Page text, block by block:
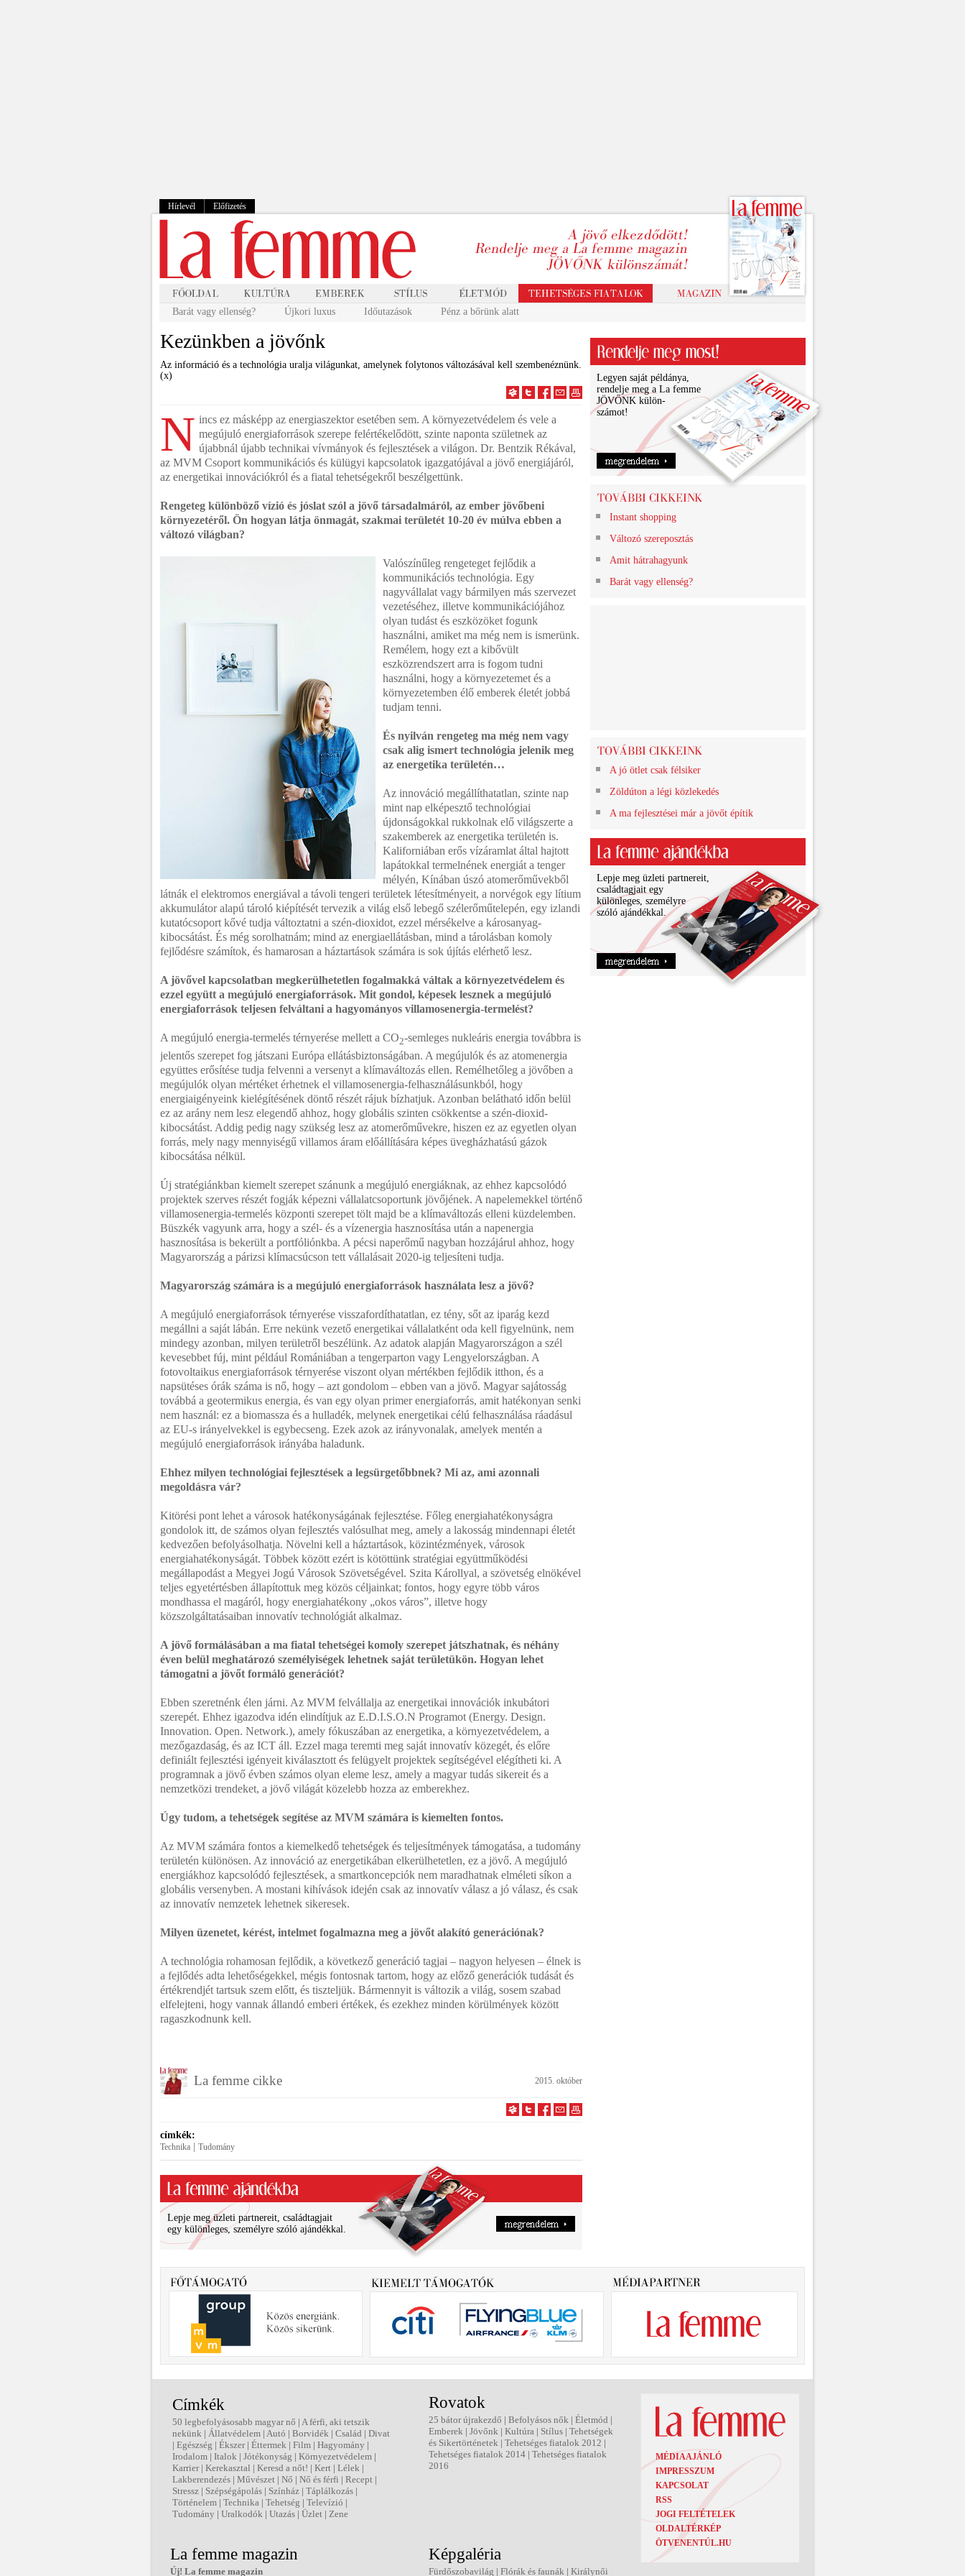
Hírlevél Előfizetés
Barát vagy ellenség? Újkori luxus Időutazások Pénz a bőrünk alatt
Kezünkben a jövőnk
Az információ és a technológia uralja világunkat, amelynek folytonos változásával kell szembenéznünk.
(x)
N incs ez másképp az energiaszektor esetében sem. A környezetvédelem és vele a
megújuló energiaforrások szerepe felértékelődött, szinte naponta születnek az
újabbnál újabb technikai vívmányok és fejlesztések a világon. Dr. Bentzik Rékával,
az MVM Csoport kommunikációs és külügyi kapcsolatok igazgatójával a jövő energiájáról,
az energetikai innovációkról és a fiatal tehetségekről beszélgettünk.
Rengeteg különböző vízió és jóslat szól a jövő társadalmáról, az ember jövőbeni
környezetéről. Ön hogyan látja önmagát, szakmai területét 10-20 év múlva ebben a
változó világban?
Valószínűleg rengeteget fejlődik a
kommunikációs technológia. Egy
nagyvállalat vagy bármilyen más szervezet
vezetéséhez, illetve kommunikációjához
olyan tudást és eszközöket fogunk
használni, amiket ma még nem is ismerünk.
Remélem, hogy ezt a kibővült
eszközrendszert arra is fogom tudni
használni, hogy a környezetemet és a
környezetemben élő emberek életét jobbá
tudjam tenni.
És nyilván rengeteg ma még nem vagy
csak alig ismert technológia jelenik meg
az energetika területén…
Az innováció megállíthatatlan, szinte nap
mint nap elképesztő technológiai
újdonságokkal rukkolnak elő világszerte a
szakemberek az energetika területén is.
Kaliforniában erős vízáramlat által hajtott
lapátokkal termelnének energiát a tenger
mélyén, Kínában úszó atomerőművekből
látnák el elektromos energiával a távoli tengeri területek létesítményeit, a norvégok egy lítium
akkumulátor alapú tároló kiépítését tervezik a világ első lebegő szélerőműtelepén, egy izlandi
kutatócsoport kővé tudja változtatni a szén-dioxidot, ezzel mérsékelve a károsanyag-
kibocsátást. És még sorolhatnám; mind az energiaellátásban, mind a tárolásban komoly
fejlődésre számítok, és hamarosan a háztartások számára is sok újítás elérhető lesz.
A jövővel kapcsolatban megkerülhetetlen fogalmakká váltak a környezetvédelem és
ezzel együtt a megújuló energiaforrások. Mit gondol, képesek lesznek a megújuló
energiaforrások teljesen felváltani a hagyományos villamosenergia-termelést?
A megújuló energia-termelés térnyerése mellett a CO2-semleges nukleáris energia továbbra is
jelentős szerepet fog játszani Európa ellátásbiztonságában. A megújulók és az atomenergia
együttes erősítése tudja felvenni a versenyt a klímaváltozás ellen. Remélhetőleg a jövőben a
megújulók olyan mértéket érhetnek el villamosenergia-felhasználásunkból, hogy
energiaigényeink kielégítésének döntő részét rájuk bízhatjuk. Azonban belátható időn belül
ez az arány nem lesz elegendő ahhoz, hogy globális szinten csökkentse a szén-dioxid-
kibocsátást. Addig pedig nagy szükség lesz az atomerőművekre, hiszen ez az egyetlen olyan
forrás, mely nagy mennyiségű villamos áram előállítására képes üvegházhatású gázok
kibocsátása nélkül.
Új stratégiánkban kiemelt szerepet szánunk a megújuló energiáknak, az ehhez kapcsolódó
projektek szerves részét fogják képezni vállalatcsoportunk jövőjének. A napelemekkel történő
villamosenergia-termelés központi szerepet tölt majd be a klímaváltozás elleni küzdelemben.
Büszkék vagyunk arra, hogy a szél- és a vízenergia hasznosítása után a napenergia
hasznosítása is bekerült a portfóliónkba. A pécsi naperőmű nagyban hozzájárul ahhoz, hogy
Magyarország a párizsi klímacsúcson tett vállalásait 2020-ig teljesíteni tudja.
Magyarország számára is a megújuló energiaforrások használata lesz a jövő?
A megújuló energiaforrások térnyerése visszafordíthatatlan, ez tény, sőt az iparág kezd
megállni a saját lábán. Erre nekünk vezető energetikai vállalatként oda kell figyelnünk, nem
mindegy azonban, milyen területről beszélünk. Az adatok alapján Magyarországon a szél
kevesebbet fúj, mint például Romániában a tengerparton vagy Lengyelországban. A
fotovoltaikus energiaforrások térnyerése viszont olyan mértékben fejlődik itthon, és a
napsütéses órák száma is nő, hogy – azt gondolom – ebben van a jövő. Magyar sajátosság
továbbá a geotermikus energia, és van egy olyan primer energiaforrás, amit hatékonyan senki
nem használ: ez a biomassza és a hulladék, melynek energetikai célú felhasználása ráadásul
az EU-s irányelvekkel is egybecseng. Ezek azok az irányvonalak, amelyek mentén a
megújuló energiaforrások irányába haladunk.
Ehhez milyen technológiai fejlesztések a legsürgetőbbnek? Mi az, ami azonnali
megoldásra vár?
Kitörési pont lehet a városok hatékonyságának fejlesztése. Főleg energiahatékonyságra
gondolok itt, de számos olyan fejlesztés valósulhat meg, amely a lakosság mindennapi életét
kedvezően befolyásolhatja. Növelni kell a háztartások, közintézmények, városok
energiahatékonyságát. Többek között ezért is kötöttünk stratégiai együttműködési
megállapodást a Megyei Jogú Városok Szövetségével. Szita Károllyal, a szövetség elnökével
teljes egyetértésben állapítottuk meg közös céljainkat; fontos, hogy egyre több város
mondhassa el magáról, hogy energiahatékony „okos város”, illetve hogy
közszolgáltatásaiban innovatív technológiát alkalmaz.
A jövő formálásában a ma fiatal tehetségei komoly szerepet játszhatnak, és néhány
éven belül meghatározó személyiségek lehetnek saját területükön. Hogyan lehet
támogatni a jövőt formáló generációt?
Ebben szeretnénk élen járni. Az MVM felvállalja az energetikai innovációk inkubátori
szerepét. Ehhez igazodva idén elindítjuk az E.D.I.S.O.N Programot (Energy. Design.
Innovation. Open. Network.), amely fókuszában az energetika, a környezetvédelem, a
mezőgazdaság, és az ICT áll. Ezzel maga teremti meg saját innovatív közegét, és előre
definiált fejlesztési igényeit kiválasztott és felügyelt projektek segítségével elégítheti ki. A
programnak a jövő évben számos olyan eleme lesz, amely a magyar tudás sikereit és a
nemzetközi trendeket, a jövő világát közelebb hozza az emberekhez.
Úgy tudom, a tehetségek segítése az MVM számára is kiemelten fontos.
Az MVM számára fontos a kiemelkedő tehetségek és teljesítmények támogatása, a tudomány
területén különösen. Az innováció az energetikában elkerülhetetlen, ez a jövő. A megújuló
energiákhoz kapcsolódó fejlesztések, a smartkoncepciók nem maradhatnak elméleti síkon a
globális versenyben. A mostani kihívások idején csak az innovatív válasz a jó válasz, és csak
az innovatív nemzetek lehetnek sikeresek.
Milyen üzenetet, kérést, intelmet fogalmazna meg a jövőt alakító generációnak?
A technológia rohamosan fejlődik, a következő generáció tagjai – nagyon helyesen – élnek is
a fejlődés adta lehetőségekkel, mégis fontosnak tartom, hogy az előző generációk tudását és
értékrendjét tartsuk szem előtt, és tiszteljük. Bármennyit is változik a világ, sosem szabad
elfelejteni, hogy vannak állandó emberi értékek, és ezekhez minden körülmények között
ragaszkodnunk kell.
La femme cikke 2015. október
címkék:
Technika Tudomány
Lepje meg üzleti partnereit, családtagjait
egy különleges, személyre szóló ajándékkal.
Legyen saját példánya,
rendelje meg a La femme
JÖVŐNK külön-
számot!
Instant shopping
Változó szereposztás
Amit hátrahagyunk
Barát vagy ellenség?
A jó ötlet csak félsiker
Zöldúton a légi közlekedés
A ma fejlesztései már a jövőt építik
Lepje meg üzleti partnereit,
családtagjait egy
különleges, személyre
szóló ajándékkal.
Címkék
50 legbefolyásosabb magyar nő | A férfi, aki tetszik
nekünk | Állatvédelem | Autó | Borvidék | Család | Divat
| Egészség | Ékszer| Éttermek | Film | Hagyomány |
Irodalom | Italok | Jótékonyság | Környezetvédelem |
Karrier| Kerekasztal | Keresd a nőt! | Kert | Lélek |
Lakberendezés | Művészet | Nő | Nő és férfi | Recept |
Stressz | Szépségápolás | Színház | Táplálkozás |
Történelem | Technika | Tehetség | Televízió |
Tudomány | Uralkodók | Utazás | Üzlet | Zene
Rovatok
25 bátor újrakezdő | Befolyásos nők | Életmód |
Emberek | Jövőnk | Kultúra | Stílus | Tehetségek
és Sikertörténetek | Tehetséges fiatalok 2012 |
Tehetséges fiatalok 2014 | Tehetséges fiatalok
2016
MÉDIAAJÁNLÓ
IMPRESSZUM
KAPCSOLAT
RSS
JOGI FELTÉTELEK
OLDALTÉRKÉP
ÖTVENENTÚL.HU
La femme magazin
Új! La femme magazin
Képgaléria
Fürdőszobavilág | Flórák és faunák | Királynői